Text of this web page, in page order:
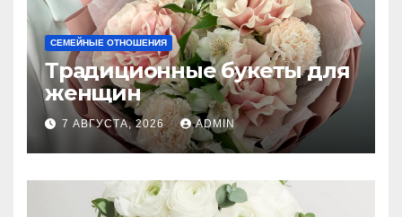
СЕМЕЙНЫЕ ОТНОШЕНИЯ
Традиционные букеты для
женщин
7 АВГУСТА, 2026 ADMIN